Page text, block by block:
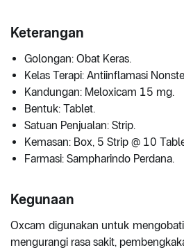
Keterangan
Golongan: Obat Keras.
Kelas Terapi: Antiinflamasi
Kandungan: Meloxicam 15 mg.
Bentuk: Tablet.
Satuan Penjualan: Strip.
Kemasan: Box, 5 Strip @ 10
Farmasi: Sampharindo Perdana.
Kegunaan
Oxcam digunakan untuk
mengurangi rasa sakit,